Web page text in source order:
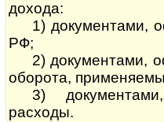
дохода:
1) документами,
РФ;
2) документами,
оборота,
3)
расходы.